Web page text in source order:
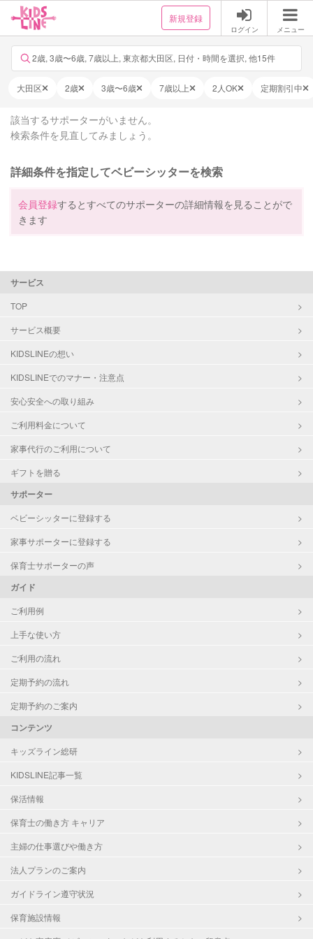
新規登録
ログイン メニュー
2歳, 3歳〜6歳, 7歳以上, 東京都大田区, 日付・時間を選択, 他15件
大田区 2歳 3歳〜6歳 7歳以上 2人OK 定期割引中
該当するサポーターがいません。
検索条件を見直してみましょう。
詳細条件を指定してベビーシッターを検索
会員登録するとすべてのサポーターの詳細情報を見ることがで
きます
サービス
TOP
サービス概要
KIDSLINEの想い
KIDSLINEでのマナー・注意点
安心安全への取り組み
ご利用料金について
家事代行のご利用について
ギフトを贈る
サポーター
ベビーシッターに登録する
家事サポーターに登録する
保育士サポーターの声
ガイド
ご利用例
上手な使い方
ご利用の流れ
定期予約の流れ
定期予約のご案内
コンテンツ
キッズライン総研
KIDSLINE記事一覧
保活情報
保育士の働き方 キャリア
主婦の仕事選びや働き方
法人プランのご案内
ガイドライン遵守状況
保育施設情報